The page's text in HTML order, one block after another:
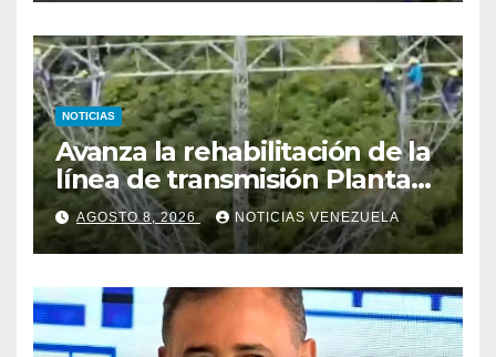
NOTICIAS
Avanza la rehabilitación de la
línea de transmisión Planta
Centro – Yaracuy
AGOSTO 8, 2026 NOTICIAS VENEZUELA